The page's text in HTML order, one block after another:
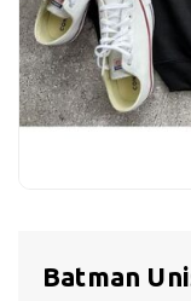
Batman